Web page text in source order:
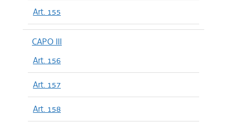
Art. 155
CAPO III
Art. 156
Art. 157
Art. 158